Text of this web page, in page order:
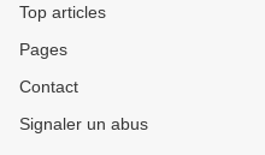
Top articles
Pages
Contact
Signaler un abus